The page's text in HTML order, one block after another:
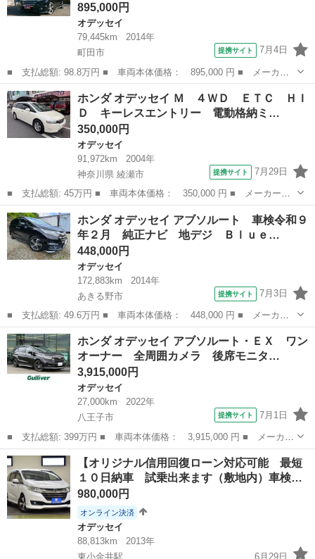
895,000円
オデッセイ
79,445km
2014年
町田市
提携サイト 7月4日
■ 支払総額: 98.8万円 ■ 車両本体価格： 895,000 円 ■ メーカー
名： ホンダ ■ 車種名： オデッセイ ■ グレード名： アブソル
ート 保証付 両側パワースライドドア ＬＥＤヘッドライト ブル
ートゥース ...
東京 町田市 オデッセイ
ホンダ オデッセイ Ｍ ４ＷＤ ＥＴＣ ＨＩ
Ｄ キーレスエントリー 電動格納ミ…
350,000円
オデッセイ
91,972km
2004年
神奈川県 綾瀬市
提携サイト 7月29日
■ 支払総額: 45万円 ■ 車両本体価格： 350,000 円 ■ メーカー
名： ホンダ ■ 車種名： オデッセイ ■ グレード名： Ｍ ４Ｗ
Ｄ ＥＴＣ ＨＩＤ キーレスエントリー 電動格納ミラー ＡＴ
アルミホイール ...
神奈川 綾瀬市 オデッセイ
ホンダ オデッセイ アブソルート 車検令和９
年２月 純正ナビ 地デジ Ｂｌｕｅ…
448,000円
オデッセイ
172,883km
2014年
あきる野市
提携サイト 7月3日
■ 支払総額: 49.6万円 ■ 車両本体価格： 448,000 円 ■ メーカー
名： ホンダ ■ 車種名： オデッセイ ■ グレード名： アブソル
ート 車検令和９年２月 純正ナビ 地デジ Ｂｌｕｅｔｏｏｔｈ
Ｂカメラ パ...
東京 あきる野市 オデッセイ
ホンダ オデッセイ アブソルート・ＥＸ ワン
オーナー 全周囲カメラ 後席モニタ…
3,915,000円
オデッセイ
27,000km
2022年
八王子市
提携サイト 7月1日
■ 支払総額: 399万円 ■ 車両本体価格： 3,915,000 円 ■ メーカー
名： ホンダ ■ 車種名： オデッセイ ■ グレード名： アブソル
ート・ＥＸ ワンオーナー 全周囲カメラ 後席モニター 純正ナ
ビ フルセグ...
東京 八王子市 オデッセイ
【オリジナル信用回復ローン対応可能 最短
１０日納車 試乗出来ます（敷地内）車検…
980,000円
オンライン決済
オデッセイ
88,813km
2013年
東小金井駅
6月29日